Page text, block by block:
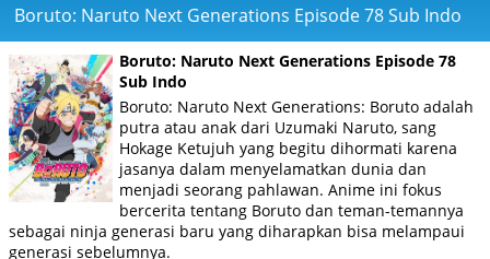
Boruto: Naruto Next Generations Episode 78 Sub Indo
Boruto: Naruto Next Generations Episode 78
Sub Indo
Boruto: Naruto Next Generations: Boruto adalah
putra atau anak dari Uzumaki Naruto, sang
Hokage Ketujuh yang begitu dihormati karena
jasanya dalam menyelamatkan dunia dan
menjadi seorang pahlawan. Anime ini fokus
bercerita tentang Boruto dan teman-temannya
sebagai ninja generasi baru yang diharapkan bisa melampaui
generasi sebelumnya.